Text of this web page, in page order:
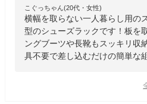
こぐっちゃん(20代・女性)
横幅を取らない一人暮らし用の
型のシューズラックです！板を
ングブーツや長靴もスッキリ収
具不要で差し込むだけの簡単な